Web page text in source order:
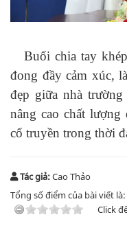
Buổi chia tay
đong đầy cảm xúc,
đẹp giữa nhà
nâng cao chất
cổ truyền trong thời
Tác giả:Cao Thảo
Tổng số điểm của bài viết là:
Click